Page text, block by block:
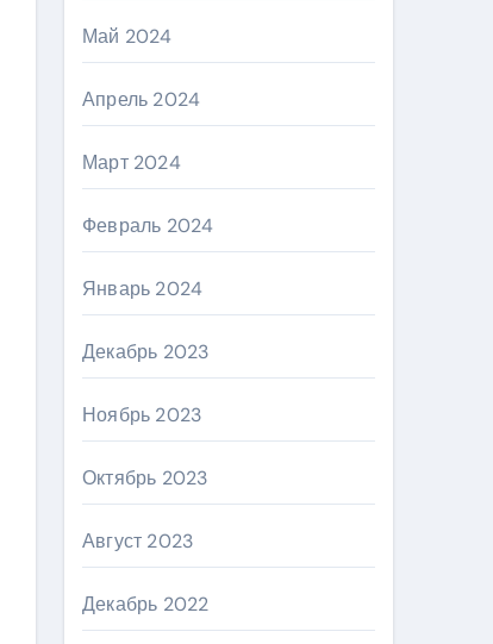
Май 2024
Апрель 2024
Март 2024
Февраль 2024
Январь 2024
Декабрь 2023
Ноябрь 2023
Октябрь 2023
Август 2023
Декабрь 2022